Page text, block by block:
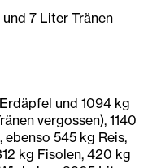
7 Liter Tränen
und 1094 kg
vergossen), 1140
545 kg Reis,
kg Fisolen, 420 kg